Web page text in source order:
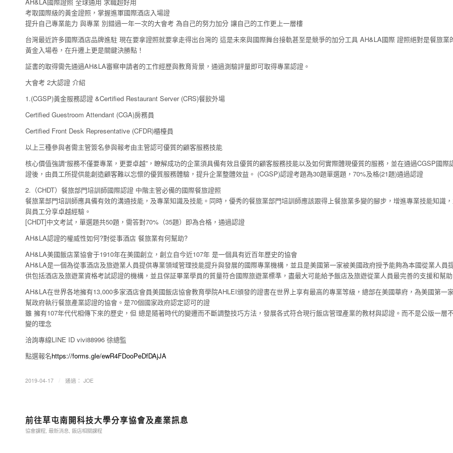
考取國際級的黃金證照，掌握進軍國際酒店入場證
提升自己專業能力 與專業 別錯過一年一次的大會考 為自己的努力加分 讓自己的工作更上一層樓
台灣最近許多國際酒店品牌進駐 現在要拿證照就要拿走得出台灣的 這是未來與國際舞台接軌甚至是競爭的加分工具 AH&LA國際 證照絕對是餐旅業
黃金入場卷，在升遷上更是關鍵決勝點！
証書的取得需先通過AH&LA審察申請者的工作經歷與教育背景，通過測驗評量即可取得專業認證。
大會考 2大認證 介紹
1.(CGSP)黃金服務認證 &Certified Restaurant Server (CRS)餐飲外場
Certified Guestroom Attendant (CGA)房務員
Certified Front Desk Representative (CFDR)櫃檯員
以上三種參與者需主管簽名參與報考由主管認可優質的顧客服務技能
核心價值強調“服務不僅要專業，更要卓越”，瞭解成功的企業須具備有效且優質的顧客服務技能以及如何實際體現優質的服務，並在通過CGSP國際
證後，由員工所提供能創造顧客難以忘懷的優質服務體驗，提升企業整體效益。 (CGSP)認證考題為30題單選題，70%及格(21題)通過認證
2.（CHDT）餐旅部門培訓師國際認證 中階主管必備的國際餐旅證照
餐旅業部門培訓師應具備有效的溝通技能，及專業知識及技能。同時，優秀的餐旅業部門培訓師應該跟得上餐旅業多變的腳步，增進專業技能知識
與員工分享卓越經驗。
[CHDT]中文考試，單選題共50題，需答對70%（35題）即為合格，通過認證
AH&LA認證的權威性如何?對從事酒店 餐旅業有何幫助?
AH&LA美國飯店業協會于1910年在美國創立，創立自今近107年 是一個具有近百年歷史的協會
AH&LA是一個為從事酒店及旅遊業人員提供專業領域管理技能提升與發展的國際專業機構，並且是美國第一家被美國政府授予能夠為本國從業人員
供包括酒店及旅遊業資格考試認證的機構，並且保証畢業學員的質量符合國際旅遊業標準，盡最大可能給予飯店及旅遊從業人員最完善的支援和幫助
AH&LA在世界各地擁有13,000多家酒店會員美國飯店協會教育學院AHLEI頒發的證書在世界上享有最高的專業等級，總部在美國華府，為美國第一家
幫政府執行餐旅產業認證的協會。是70個國家政府認定認可的證
雖 擁有107年代代相傳下來的歷史，但 總是隨著時代的變遷而不斷調整技巧方法，發展各式符合現行飯店管理產業的教材與認證。而不是公版一層
變的理念
洽詢專線LINE ID vivi88996 徐總監
點選報名https://forms.gle/ewR4FDooPeDfDAjJA
2019-04-17 通過： JOE
前往草屯南開科技大學分享協會及產業訊息
協會課程, 最新消息, 飯店相關課程